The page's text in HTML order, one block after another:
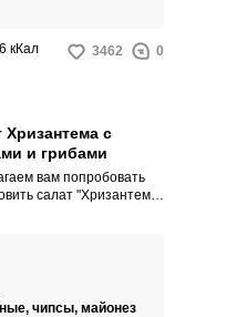
кКал 3462 0
Хризантема с
и грибами
вам попробовать
салат "Хризантема"
чипсы, майонез